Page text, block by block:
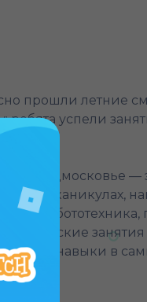
прошли летние
ребята успели
в Подмосковье —
каникулах,
навыки в